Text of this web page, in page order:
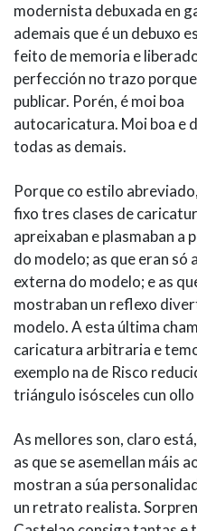
modernista debuxada en
ademais que é un debuxo
feito de memoria e
perfección no trazo
publicar. Porén, é moi boa
autocaricatura. Moi boa e
todas as demais.
Porque co estilo
fixo tres clases de
apreixaban e plasmaban a
do modelo; as que eran só
externa do modelo; e as
mostraban un reflexo
modelo. A esta última
caricatura arbitraria e
exemplo na de Risco
triángulo isósceles cun
As mellores son, claro
as que se asemellan máis
mostran a súa
un retrato realista.